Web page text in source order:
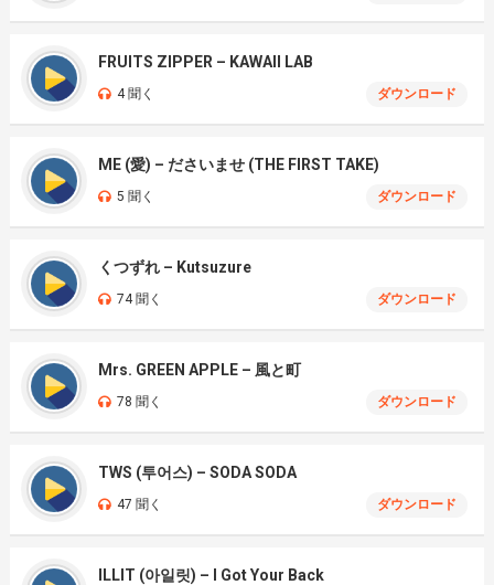
FRUITS ZIPPER – KAWAII LAB
4 聞く ダウンロード
ME (愛) – ださいませ (THE FIRST TAKE)
5 聞く ダウンロード
くつずれ – Kutsuzure
74 聞く ダウンロード
Mrs. GREEN APPLE – 風と町
78 聞く ダウンロード
TWS (투어스) – SODA SODA
47 聞く ダウンロード
ILLIT (아일릿) – I Got Your Back